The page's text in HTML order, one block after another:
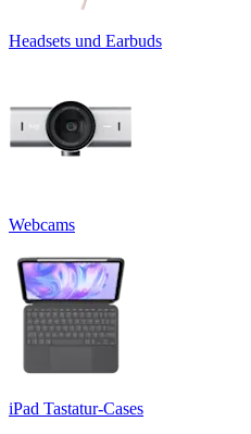
Headsets und Earbuds
Webcams
iPad Tastatur-Cases